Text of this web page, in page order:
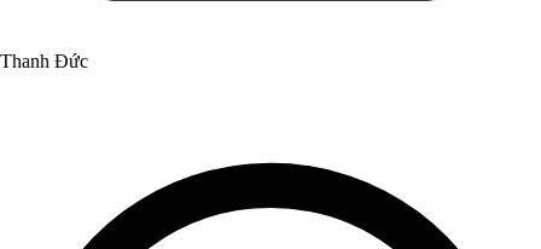
Thanh Đức